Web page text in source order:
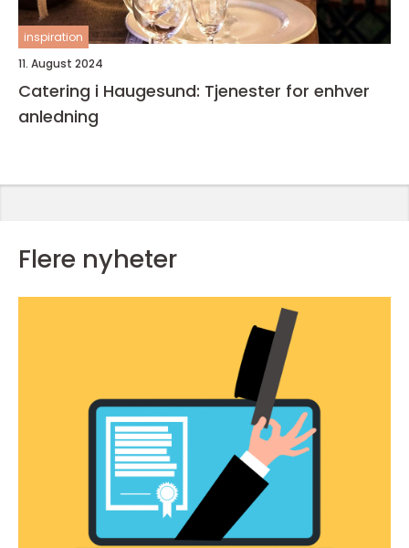
inspiration
11. August 2024
Catering i Haugesund: Tjenester for enhver
anledning
Flere nyheter